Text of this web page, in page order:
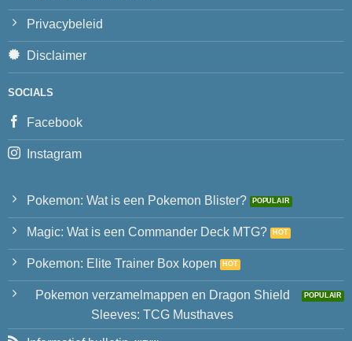
Privacybeleid
Disclaimer
SOCIALS
Facebook
Instagram
Pokemon: Wat is een Pokemon Blister?
Magic: Wat is een Commander Deck MTG?
Pokemon: Elite Trainer Box kopen
Pokemon verzamelmappen en Dragon Shield
Sleeves: TCG Musthaves